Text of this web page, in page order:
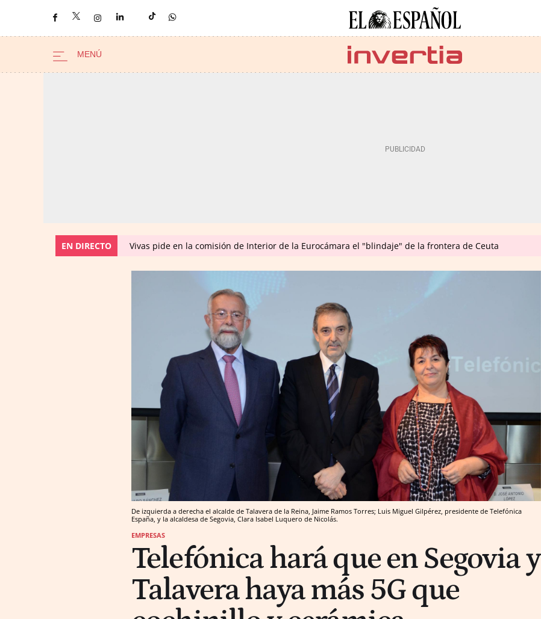
EN DIRECTO Vivas pide en la comisión de Interior de la Eurocámara el "blindaje" de la frontera de Ceuta
De izquierda a derecha el alcalde de Talavera de la Reina, Jaime Ramos Torres; Luis Miguel Gilpérez, presidente de Telefónica
España, y la alcaldesa de Segovia, Clara Isabel Luquero de Nicolás.
EMPRESAS
Telefónica hará que en Segovia y
Talavera haya más 5G que